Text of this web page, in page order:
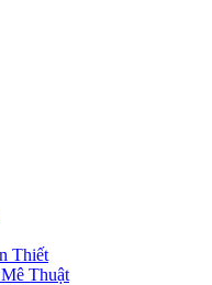
Thiết
Thuật